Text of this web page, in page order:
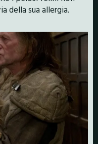
della sua allergia.